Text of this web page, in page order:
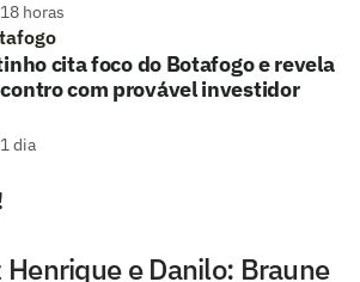
horas
cita foco do Botafogo e revela
com provável investidor
dia
e Danilo: Braune